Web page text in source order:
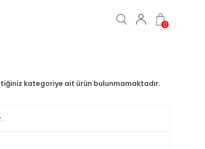
0
kategoriye ait ürün bulunmamaktadır.